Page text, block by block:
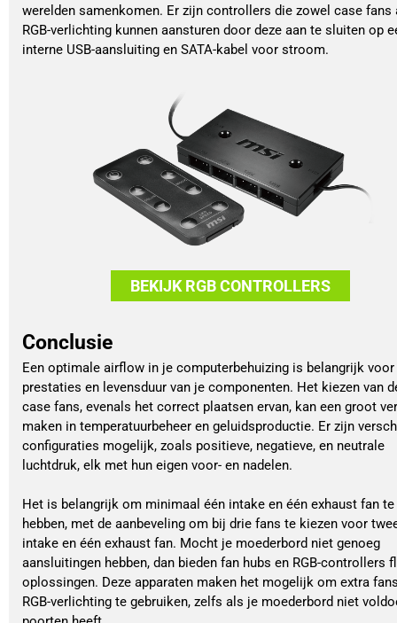
werelden samenkomen. Er zijn controllers die zowel case fans
RGB-verlichting kunnen aansturen door deze aan te sluiten op
interne USB-aansluiting en SATA-kabel voor stroom.
BEKIJK RGB CONTROLLERS
Conclusie
Een optimale airflow in je computerbehuizing is belangrijk voor
prestaties en levensduur van je componenten. Het kiezen van
case fans, evenals het correct plaatsen ervan, kan een groot
maken in temperatuurbeheer en geluidsproductie. Er zijn
configuraties mogelijk, zoals positieve, negatieve, en neutrale
luchtdruk, elk met hun eigen voor- en nadelen.
Het is belangrijk om minimaal één intake en één exhaust fan te
hebben, met de aanbeveling om bij drie fans te kiezen voor
intake en één exhaust fan. Mocht je moederbord niet genoeg
aansluitingen hebben, dan bieden fan hubs en RGB-controllers
oplossingen. Deze apparaten maken het mogelijk om extra
RGB-verlichting te gebruiken, zelfs als je moederbord niet